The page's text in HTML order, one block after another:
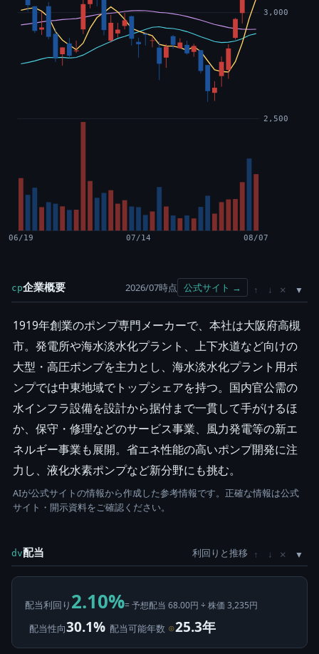
2,500
3,000
06/19 07/14 08/07
cp企業概要 2026/07時点 公式サイト → ↑ ↓ ×
1919年創業のポンプ専門メーカーで、本社は大阪府高槻
市。発電所や海水淡水化プラント、上下水道など向けの
大型・高圧ポンプを主力とし、海水淡水化プラント用ポ
ンプでは中東地域でトップシェアを持つ。国内官公需の
水インフラ設備を設計から据付まで一貫して手がけるほ
か、保守・修理などのサービス事業、風力発電等の新エ
ネルギー事業も展開。省エネ性能の高いポンプ開発に注
力し、液化水素ポンプなど新分野にも挑む。
AIが公式サイトの情報から作成した参考情報です。正確な情報は公式
サイト・開示資料をご確認ください。
dv配当 利回りと推移 ↑ ↓ ×
配当利回り 2.10%= 予想配当 68.00円 ÷ 株価 3,235円
配当性向30.1% 配当可能年数 ⊙25.3年